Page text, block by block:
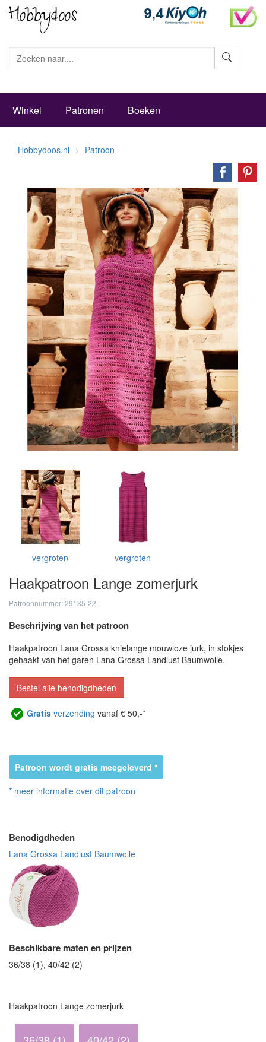
Winkel Patronen Boeken
Hobbydoos.nl Patroon
vergroten vergroten
Haakpatroon Lange zomerjurk
Patroonnummer: 29135-22
Beschrijving van het patroon
Haakpatroon Lana Grossa knielange mouwloze jurk, in stokjes
gehaakt van het garen Lana Grossa Landlust Baumwolle.
Bestel alle benodigdheden
Gratis verzending vanaf € 50,-*
Patroon wordt gratis meegeleverd *
* meer informatie over dit patroon
Benodigdheden
Lana Grossa Landlust Baumwolle
Beschikbare maten en prijzen
36/38 (1), 40/42 (2)
Haakpatroon Lange zomerjurk